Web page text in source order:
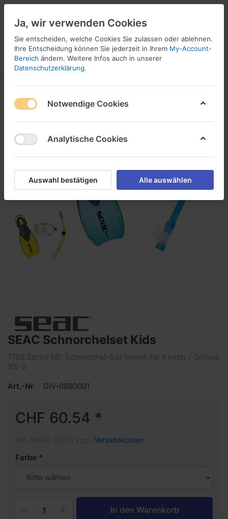
Menü Anmelden
16
SEAC Schnorchelset Kids
TRIS Sprint MD Schnorchel-Set kompl. für Kinder / Grösse
XS-S
Art.-Nr.
DIV-0890001
CHF 60.54 *
Versandkosten
Farbe
In den Warenkorb
Ja, wir verwenden Cookies
Sie entscheiden, welche Cookies Sie zulassen oder ablehnen.
Ihre Entscheidung können Sie jederzeit in Ihrem My-Account-
Bereich ändern. Weitere Infos auch in unserer
Datenschutzerklärung.
Notwendige Cookies
Analytische Cookies
Auswahl bestätigen Alle auswählen